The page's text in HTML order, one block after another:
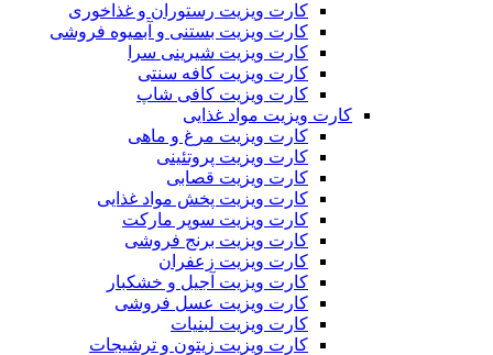
کارت ویزیت رستوران و غذاخوری
کارت ویزیت بستنی و آبمیوه فروشی
کارت ویزیت شیرینی سرا
کارت ویزیت کافه سنتی
کارت ویزیت کافی شاپ
کارت ویزیت مواد غذایی
کارت ویزیت مرغ و ماهی
کارت ویزیت پروتئینی
کارت ویزیت قصابی
کارت ویزیت پخش مواد غذایی
کارت ویزیت سوپر مارکت
کارت ویزیت برنج فروشی
کارت ویزیت زعفران
کارت ویزیت آجیل و خشکبار
کارت ویزیت عسل فروشی
کارت ویزیت لبنیات
کارت ویزیت زیتون و ترشیجات